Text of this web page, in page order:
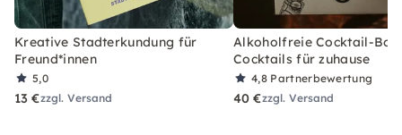
Kreative Stadterkundung für
Freund*innen
5,0
13 €zzgl. Versand
Alkoholfreie Cocktail-Box
Cocktails für zuhause
4,8 Partnerbewertung
40 €zzgl. Versand